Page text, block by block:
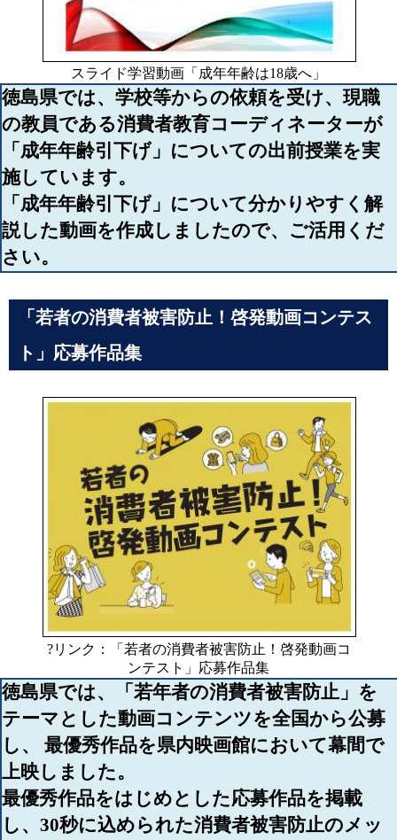
スライド学習動画「成年年齢は18歳へ」
徳島県では、学校等からの依頼を受け、現職
の教員である消費者教育コーディネーターが
「成年年齢引下げ」についての出前授業を実
施しています。
「成年年齢引下げ」について分かりやすく解
説した動画を作成しましたので、ご活用くだ
さい。
「若者の消費者被害防止！啓発動画コンテス
ト」応募作品集
?リンク：「若者の消費者被害防止！啓発動画コ
ンテスト」応募作品集
徳島県では、「若年者の消費者被害防止」を
テーマとした動画コンテンツを全国から公募
し、 最優秀作品を県内映画館において幕間で
上映しました。
最優秀作品をはじめとした応募作品を掲載
し、30秒に込められた消費者被害防止のメッ